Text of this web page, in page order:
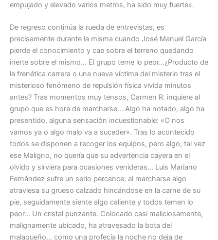
empujado y elevado varios metros, ha sido muy fuerte».
De regreso continúa la rueda de entrevistas, es
precisamente durante la misma cuando José Manuel García
pierde el conocimiento y cae sobre el terreno quedando
inerte sobre el mismo… El grupo teme lo peor…¿Producto de
la frenética carrera o una nueva víctima del misterio tras el
misterioso fenómeno de repulsión física vivida minutos
antes? Tras momentos muy tensos, Carmen R. inquiere al
grupo que es hora de marcharse… Algo ha notado, algo ha
presentido, alguna sensación incuestionable: «O nos
vamos ya o algo malo va a suceder». Tras lo acontecido
todos se disponen a recoger los equipos, pero algo, tal vez
ese Maligno, no quería que su advertencia cayera en el
olvido y sirviera para ocasiones venideras… Luis Mariano
Fernández sufre un serio percance: al marcharse algo
atraviesa su grueso calzado hincándose en la carne de su
pie, seguidamente siente algo caliente y todos temen lo
peor… Un cristal punzante. Colocado casi maliciosamente,
malignamente ubicado, ha atravesado la bota del
malagueño… como una profecía la noche no deja de